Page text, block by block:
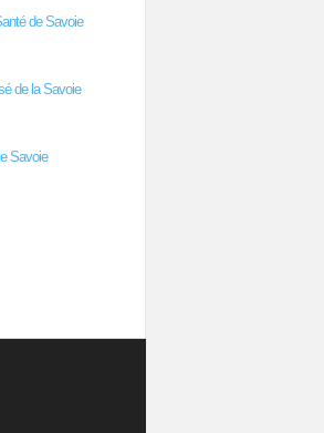
de Savoie
de la Savoie
Savoie